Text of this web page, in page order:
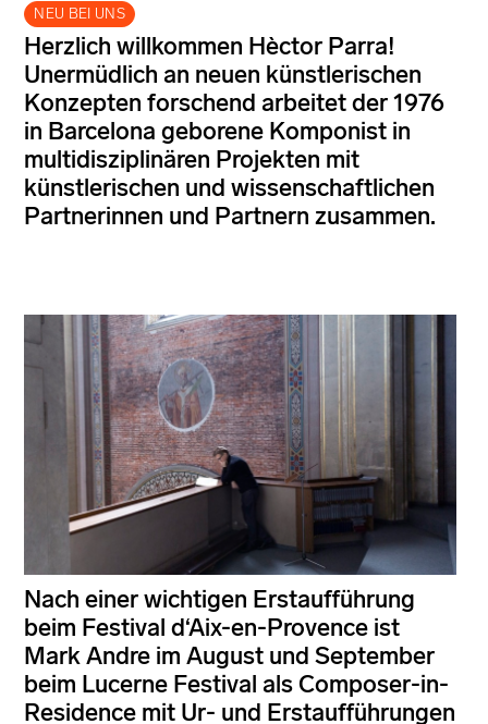
NEU BEI UNS
Herzlich willkommen Hèctor Parra!
Unermüdlich an neuen künstlerischen
Konzepten forschend arbeitet der 1976
in Barcelona geborene Komponist in
multidisziplinären Projekten mit
künstlerischen und wissenschaftlichen
Partnerinnen und Partnern zusammen.
Nach einer wichtigen Erstaufführung
beim Festival d‘Aix-en-Provence ist
Mark Andre im August und September
beim Lucerne Festival als Composer-in-
Residence mit Ur- und Erstaufführungen